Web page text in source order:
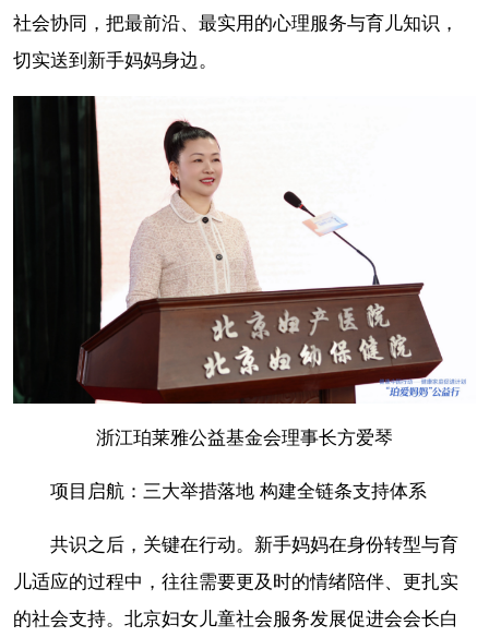
社会协同，把最前沿、最实用的心理服务与育儿知识，
切实送到新手妈妈身边。
浙江珀莱雅公益基金会理事长方爱琴
项目启航：三大举措落地 构建全链条支持体系
共识之后，关键在行动。新手妈妈在身份转型与育
儿适应的过程中，往往需要更及时的情绪陪伴、更扎实
的社会支持。北京妇女儿童社会服务发展促进会会长白